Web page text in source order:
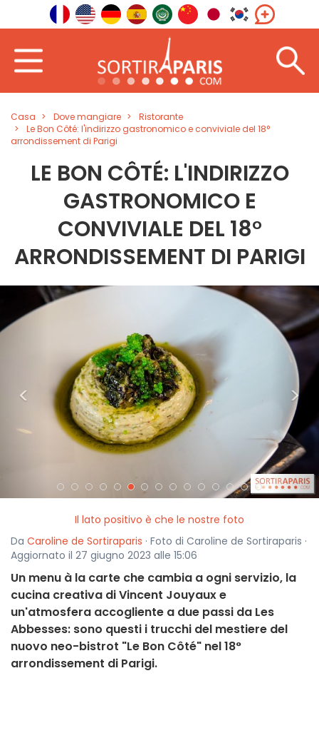
Casa Dove mangiare
Ristorante
Le Bon Côté: l'indirizzo gastronomico e conviviale del 18°
arrondissement di Parigi
LE BON CÔTÉ: L'INDIRIZZO
GASTRONOMICO E
CONVIVIALE DEL 18°
ARRONDISSEMENT DI PARIGI
< >
Il lato positivo è che le nostre foto
Da Caroline de Sortiraparis · Foto di Caroline de Sortiraparis ·
Aggiornato il 27 giugno 2023 alle 15:06
Un menu à la carte che cambia a ogni servizio, la
cucina creativa di Vincent Jouyaux e
un'atmosfera accogliente a due passi da Les
Abbesses: sono questi i trucchi del mestiere del
nuovo neo-bistrot "Le Bon Côté" nel 18°
arrondissement di Parigi.